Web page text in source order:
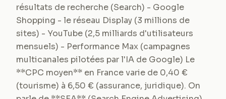
résultats de recherche (Search) - Google
Shopping - le réseau Display (3 millions de
sites) - YouTube (2,5 milliards d'utilisateurs
mensuels) - Performance Max (campagnes
multicanales pilotées par l'IA de Google) Le
**CPC moyen** en France varie de 0,40 €
(tourisme) à 6,50 € (assurance, juridique). On